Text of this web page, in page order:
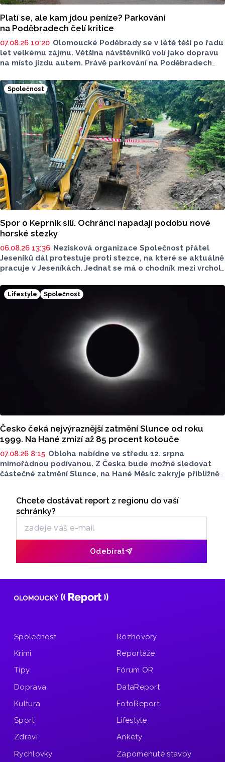
Platí se, ale kam jdou peníze? Parkování
na Poděbradech čelí kritice
07.08.26 10:20 Olomoucké Poděbrady se v létě těší po řadu
let velkému zájmu. Většina návštěvníků volí jako dopravu
na místo jízdu autem. Právě parkování na Poděbradech
Na konci června vznikla na Facebooku stránka s názvem
Poděbrady bez závor a nelegálního parkovného, která
upozorňuje na nevyhovujcí situaci s parkováním
u oblíbeného olomouckého letoviska. Za iniciativou stojí
zastupitel města Olomouce, na jeho přání nebudeme
uvádět jeho identitu.
Společnost
Spor o Keprník sílí. Ochránci napadají podobu nové
horské stezky
06.08.26 13:36 Nezisková organizace Společnost přátel
Jeseníků dál protestuje proti stezce, na které se aktuálně
pracuje v Jeseníkách. Jednat se má o chodník mezi vrcholy
chodníku se podle odborníků příroda jen poškodí, chodník
mezi vrcholy podle nich není nutný.
Lifestyle Společnost
Česko čeká nejvýraznější zatmění Slunce od roku
1999. Na Hané zmizí až 85 procent kotouče
07.08.26 8:15 Obloha nabídne ve středu 12. srpna
mimořádnou podívanou. Z Česka bude možné sledovat
částečné zatmění Slunce, na Hané Měsíc zakryje přibližně
pozorovatelné z Česka od roku 1999. Důležité ale bude
najít vhodné místo a především chránit zrak. Více povědel
v rozhovoru Radia Haná s Lukášem Kobzou.
Odběr newsletteru
Chcete dostávat report z regionu do vaší
schránky?
Odebírat
Společnost
Krimi
Tipy
Doprava
Kultura
Sport
Zdraví
Rychlovky
Rozhovory
Reportáže
Fórum OR
DataReport
FotoReport
Lifestyle
Ankety
Zapomenuté stavby